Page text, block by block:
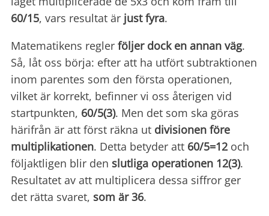
60/15, vars resultat är just fyra.
Matematikens regler följer dock en annan väg.
Så, låt oss börja: efter att ha utfört subtraktionen
inom parentes som den första operationen,
vilket är korrekt, befinner vi oss återigen vid
startpunkten, 60/5(3). Men det som ska göras
härifrån är att först räkna ut divisionen före
multiplikationen. Detta betyder att 60/5=12 och
följaktligen blir den slutliga operationen 12(3).
Resultatet av att multiplicera dessa siffror ger
det rätta svaret, som är 36.